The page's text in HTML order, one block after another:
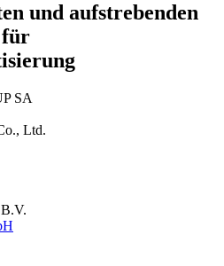
und aufstrebenden
SA
Ltd.